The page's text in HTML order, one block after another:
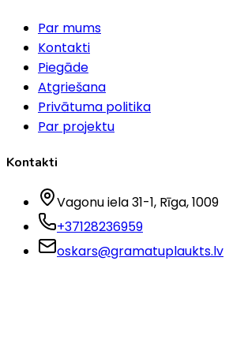
Par mums
Kontakti
Piegāde
Atgriešana
Privātuma politika
Par projektu
Kontakti
Vagonu iela 31-1, Rīga, 1009
+37128236959
oskars@gramatuplaukts.lv